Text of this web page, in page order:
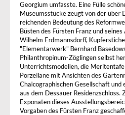
Georgium umfasste. Eine Fülle
Museumsstücke zeugt von der über
reichenden Bedeutung des
Büsten des Fürsten Franz und
Wilhelm Erdmannsdorff,
"Elementarwerk" Bernhard
Philanthropinum-Zöglingen selbst
Unterrichtsmodellen, die
Porzellane mit Ansichten des
Chalcographischen Gesellschaft
aus dem Dessauer
Exponaten dieses
Vorgaben des Fürsten Franz